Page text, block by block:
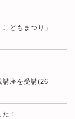
どもまつり」
講座を受講(26
！